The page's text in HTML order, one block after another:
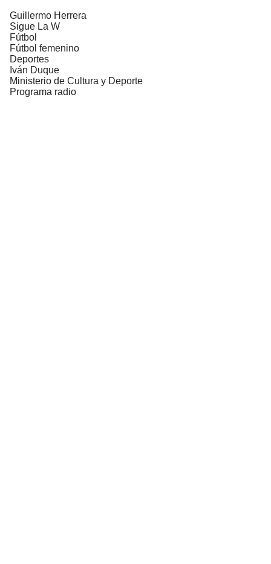
Guillermo Herrera
Sigue La W
Fútbol
Fútbol femenino
Deportes
Iván Duque
Ministerio de Cultura y Deporte
Programa radio